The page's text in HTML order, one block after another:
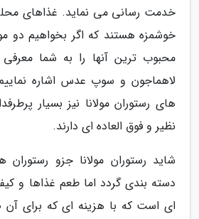
خدمت رسانی می نماید. غذاهای
خوشمزه هستند که اگر بخواهیم دو
محبوب ترین آنها را به شما معرفی
لاهماجون و سوپ عدس اشاره
های رستوران مولانا نیز بسیار
نظیر و فوق العاده ای دارند.
شاید رستوران مولانا جزو
دسته بندی گردد اما طعم غذاها و
ای است که با هزینه ای که برای آن